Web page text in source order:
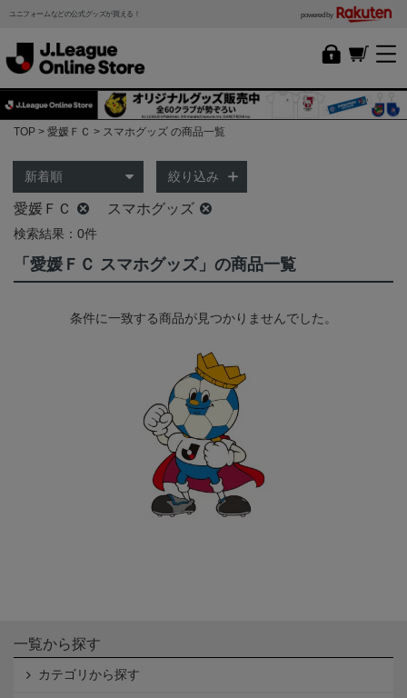
ユニフォームなどの公式グッズが買える！ powered by
TOP 愛媛ＦＣ スマホグッズ の商品一覧
絞り込み
愛媛ＦＣ スマホグッズ
検索結果：0件
「愛媛ＦＣ スマホグッズ」の商品一覧
条件に一致する商品が見つかりませんでした。
一覧から探す
カテゴリから探す